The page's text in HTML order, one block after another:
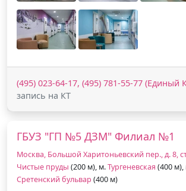
(495) 023-64-17, (495) 781-55-77 (Единый
запись на КТ
ГБУЗ "ГП №5 ДЗМ" Филиал №1
Москва, Большой Харитоньевский пер., д. 8,
Чистые пруды (200 м), м.Тургеневская (400 м),
Сретенский бульвар (400 м)